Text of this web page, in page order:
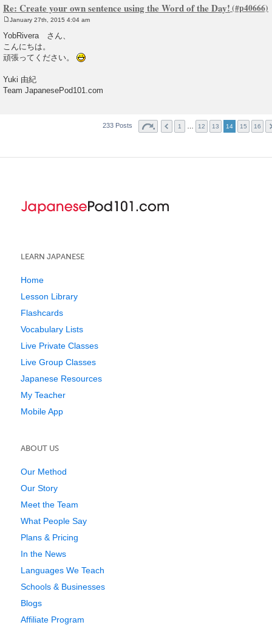
Re: Create your own sentence using the Word of the Day!
o
s
January 27th, 2015 4:04 am
YobRivera さん、
こんにちは。
頑張ってください。
Yuki 由紀
Team JapanesePod101.com
233 Posts 1 12 13 14 15 16
LEARN JAPANESE
Home
Lesson Library
Flashcards
Vocabulary Lists
Live Private Classes
Live Group Classes
Japanese Resources
My Teacher
Mobile App
ABOUT US
Our Method
Our Story
Meet the Team
What People Say
Plans & Pricing
In the News
Languages We Teach
Schools & Businesses
Blogs
Affiliate Program